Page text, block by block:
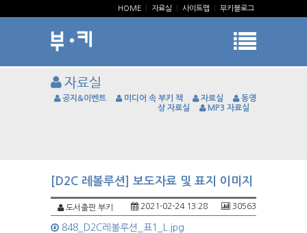
HOME 자료실 사이트맵 부키블로그
자료실
공지&이벤트 미디어 속 부키 책 자료실
동영
상 자료실
MP3 자료실
[D2C 레볼루션] 보도자료 및 표지 이미지
도서출판 부키 30563
2021-02-24 13:28
848_D2C레볼루션_표1_L.jpg